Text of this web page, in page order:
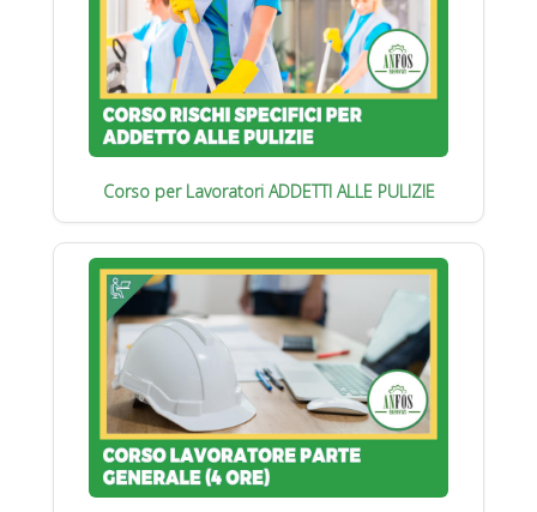
Corso per Lavoratori ADDETTI ALLE PULIZIE